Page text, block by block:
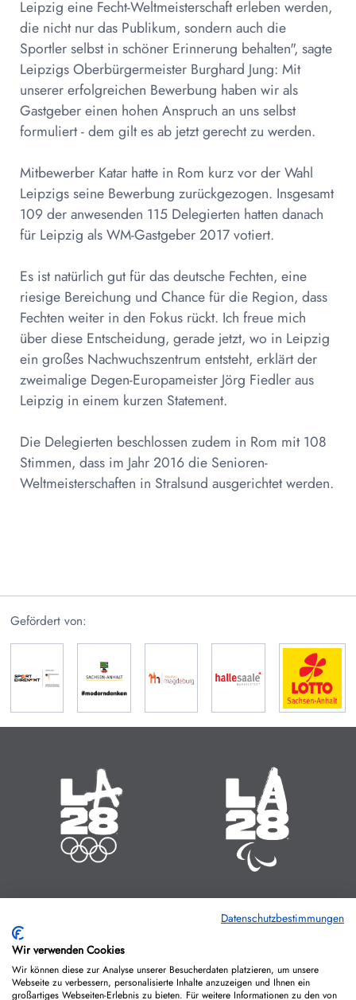
Leipzig eine Fecht-Weltmeisterschaft erleben werden,
die nicht nur das Publikum, sondern auch die
Sportler selbst in schöner Erinnerung behalten", sagte
Leipzigs Oberbürgermeister Burghard Jung: Mit
unserer erfolgreichen Bewerbung haben wir als
Gastgeber einen hohen Anspruch an uns selbst
formuliert - dem gilt es ab jetzt gerecht zu werden.
Mitbewerber Katar hatte in Rom kurz vor der Wahl
Leipzigs seine Bewerbung zurückgezogen. Insgesamt
109 der anwesenden 115 Delegierten hatten danach
für Leipzig als WM-Gastgeber 2017 votiert.
Es ist natürlich gut für das deutsche Fechten, eine
riesige Bereichung und Chance für die Region, dass
Fechten weiter in den Fokus rückt. Ich freue mich
über diese Entscheidung, gerade jetzt, wo in Leipzig
ein großes Nachwuchszentrum entsteht, erklärt der
zweimalige Degen-Europameister Jörg Fiedler aus
Leipzig in einem kurzen Statement.
Die Delegierten beschlossen zudem in Rom mit 108
Stimmen, dass im Jahr 2016 die Senioren-
Weltmeisterschaften in Stralsund ausgerichtet werden.
Gefördert von:
Olympische Sommerspiele
14.07. - 30.07.2028
Zeit bis zum Start:
02
:
Paralympische Sommerspiele
15.08. - 27.08.2028
Zeit bis zum Start:
02
STUNDEN
:
COOKIE-RICHTLINIEN
Datenschutzbestimmungen
Wir verwenden Cookies
Wir können diese zur Analyse unserer Besucherdaten platzieren, um unsere
Webseite zu verbessern, personalisierte Inhalte anzuzeigen und Ihnen ein
großartiges Webseiten-Erlebnis zu bieten. Für weitere Informationen zu den von